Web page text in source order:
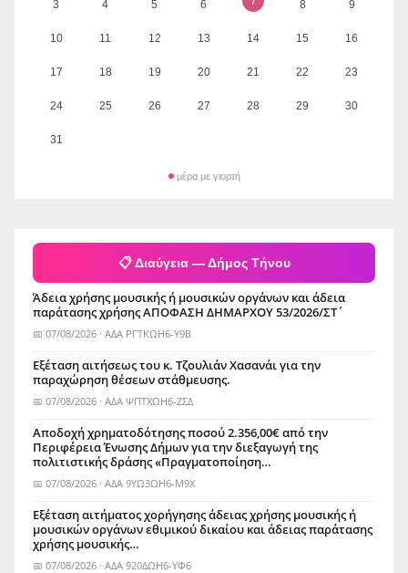
3 4 5 6 8 9
10 11 12 13 14 15 16
17 18 19 20 21 22 23
24 25 26 27 28 29 30
31
μέρα με γιορτή
📋 Διαύγεια — Δήμος Τήνου
Άδεια χρήσης μουσικής ή μουσικών οργάνων και άδεια
παράτασης χρήσης ΑΠΟΦΑΣΗ ΔΗΜΑΡΧΟΥ 53/2026/ΣΤ΄
📅 07/08/2026 · ΑΔΑ ΡΓΤΚΩΗ6-Υ9Β
Εξέταση αιτήσεως του κ. Τζουλιάν Χασανάι για την
παραχώρηση θέσεων στάθμευσης.
📅 07/08/2026 · ΑΔΑ ΨΠΤΧΩΗ6-ΖΣΔ
Αποδοχή χρηματοδότησης ποσού 2.356,00€ από την
Περιφέρεια Ένωσης Δήμων για την διεξαγωγή της
πολιτιστικής δράσης «Πραγματοποίηση…
📅 07/08/2026 · ΑΔΑ 9ΥΩ3ΩΗ6-Μ9Χ
Εξέταση αιτήματος χορήγησης άδειας χρήσης μουσικής ή
μουσικών οργάνων εθιμικού δικαίου και άδειας παράτασης
χρήσης μουσικής…
📅 07/08/2026 · ΑΔΑ 920ΔΩΗ6-ΥΦ6